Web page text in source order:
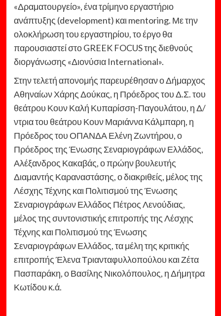
«Δραματουργείο», ένα τρίμηνο εργαστήριο
ανάπτυξης (development) και mentoring. Με την
ολοκλήρωση του εργαστηρίου, το έργο θα
παρουσιαστεί στο GREEK FOCUS της διεθνούς
διοργάνωσης «Διονύσια International».
Στην τελετή απονομής παρευρέθησαν ο Δήμαρχος
Αθηναίων Χάρης Δούκας, η Πρόεδρος του Δ.Σ. του
θεάτρου Κουν Καλή Κυπαρίσση-Παγουλάτου, η Δ/
ντρια του θεάτρου Κουν Μαριάννα Κάλμπαρη, η
Πρόεδρος του ΟΠΑΝΔΑ Ελένη Ζωντήρου, ο
Πρόεδρος της Ένωσης Σεναριογράφων Ελλάδος,
Αλέξανδρος Κακαβάς, ο πρώην βουλευτής
Διαμαντής Καραναστάσης, ο διακριθείς, μέλος της
Λέσχης Τέχνης και Πολιτισμού της Ένωσης
Σεναριογράφων Ελλάδος Πέτρος Λενούδιας,
μέλος της συντονιστικής επιτροπής της Λέσχης
Τέχνης και Πολιτισμού της Ένωσης
Σεναριογράφων Ελλάδος, τα μέλη της κριτικής
επιτροπής Έλενα Τριανταφυλλοπούλου και Ζέτα
Πασπαράκη, ο Βασίλης Νικολόπουλος, η Δήμητρα
Κωτίδου κ.ά.